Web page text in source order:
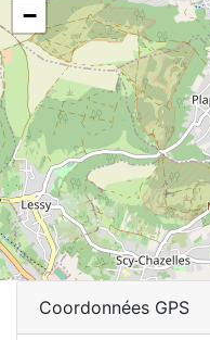
−
Coordonnées GPS